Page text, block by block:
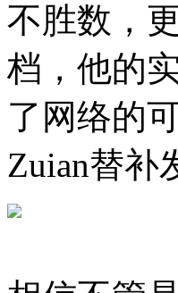
不胜数，
档，他的
了网络的
Zuian替补